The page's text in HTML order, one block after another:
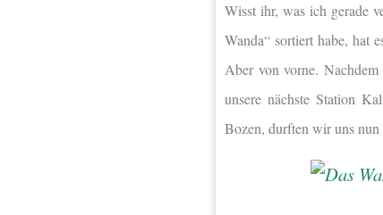
Wisst ihr, was ich gerade
Wanda“ sortiert habe, hat
Aber von vorne.
unsere nächste Station
Bozen, durften wir uns nun